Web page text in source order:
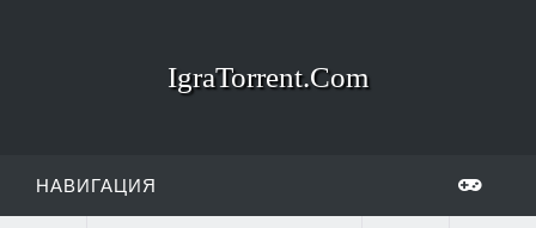
IgraTorrent.Com
НАВИГАЦИЯ